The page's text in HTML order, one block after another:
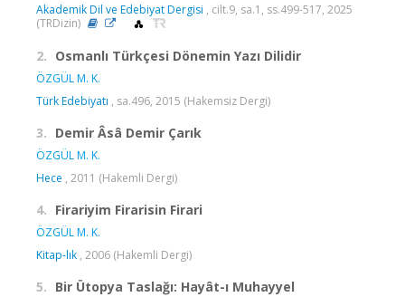
Akademik Dil ve Edebiyat Dergisi , cilt.9, sa.1, ss.499-517, 2025
(TRDizin)
2. Osmanlı Türkçesi Dönemin Yazı Dilidir
ÖZGÜL M. K.
Türk Edebiyatı , sa.496, 2015 (Hakemsiz Dergi)
3. Demir Âsâ Demir Çarık
ÖZGÜL M. K.
Hece , 2011 (Hakemli Dergi)
4. Firariyim Firarisin Firari
ÖZGÜL M. K.
Kitap-lık , 2006 (Hakemli Dergi)
5. Bir Ütopya Taslağı: Hayât-ı Muhayyel